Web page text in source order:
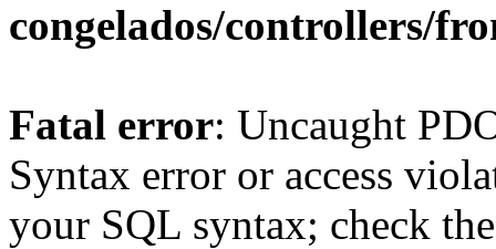
congelados/controllers/
Fatal error: Uncaught
Syntax error or access
your SQL syntax; check